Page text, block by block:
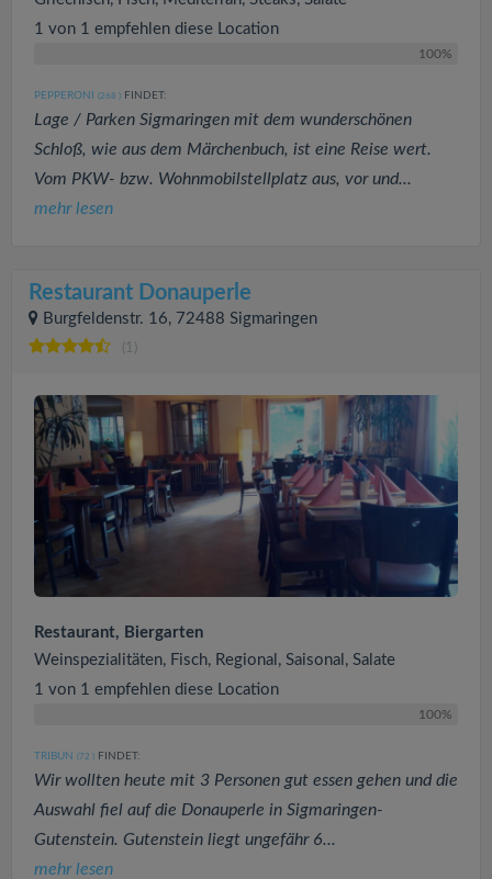
1 von 1 empfehlen diese Location
100%
PEPPERONI (268 ) FINDET:
Lage / Parken Sigmaringen mit dem wunderschönen
Schloß, wie aus dem Märchenbuch, ist eine Reise wert.
Vom PKW- bzw. Wohnmobilstellplatz aus, vor und...
mehr lesen
Restaurant Donauperle
Burgfeldenstr. 16, 72488 Sigmaringen
(1)
Restaurant, Biergarten
Weinspezialitäten, Fisch, Regional, Saisonal, Salate
1 von 1 empfehlen diese Location
100%
TRIBUN (72 ) FINDET:
Wir wollten heute mit 3 Personen gut essen gehen und die
Auswahl fiel auf die Donauperle in Sigmaringen-
Gutenstein. Gutenstein liegt ungefähr 6...
mehr lesen